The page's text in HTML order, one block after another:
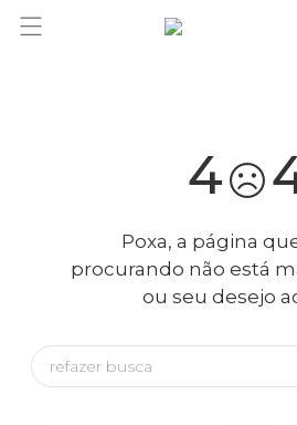
você merece 30% OFF pra comemorar
4
Poxa, a página
procurando não está
ou seu desejo